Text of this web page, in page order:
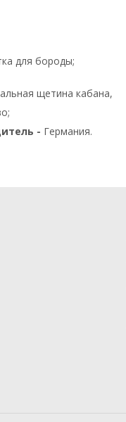
для бороды;
щетина кабана,
- Германия.